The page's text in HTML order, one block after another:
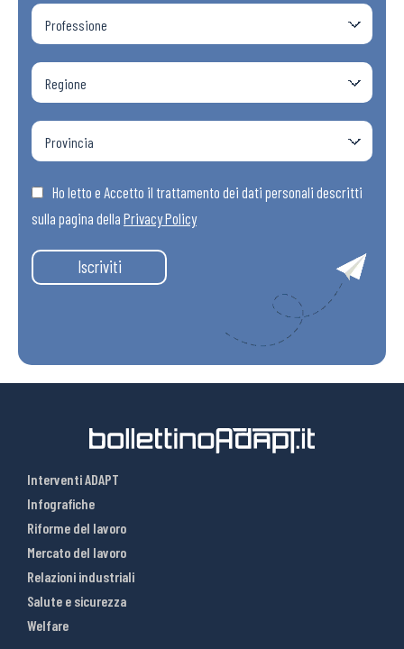
Ho letto e Accetto il trattamento dei dati personali descritti
sulla pagina della Privacy Policy
Iscriviti
Interventi ADAPT
Infografiche
Riforme del lavoro
Mercato del lavoro
Relazioni industriali
Salute e sicurezza
Welfare